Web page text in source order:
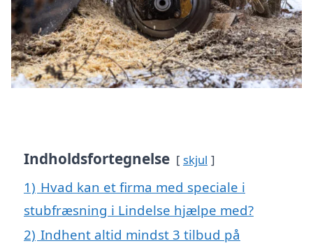
Indholdsfortegnelse skjul
1) Hvad kan et firma med speciale i
stubfræsning i Lindelse hjælpe med?
2) Indhent altid mindst 3 tilbud på